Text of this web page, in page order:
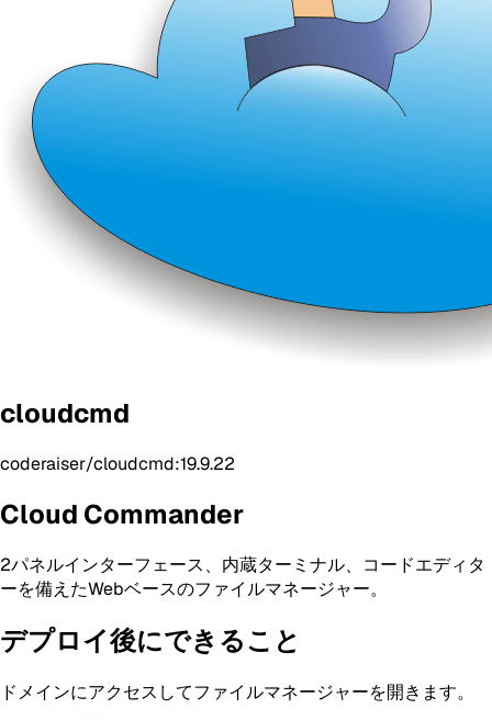
cloudcmd
coderaiser/cloudcmd:19.9.22
Cloud Commander
2パネルインターフェース、内蔵ターミナル、コードエディタ
ーを備えたWebベースのファイルマネージャー。
デプロイ後にできること
ドメインにアクセスしてファイルマネージャーを開きます。